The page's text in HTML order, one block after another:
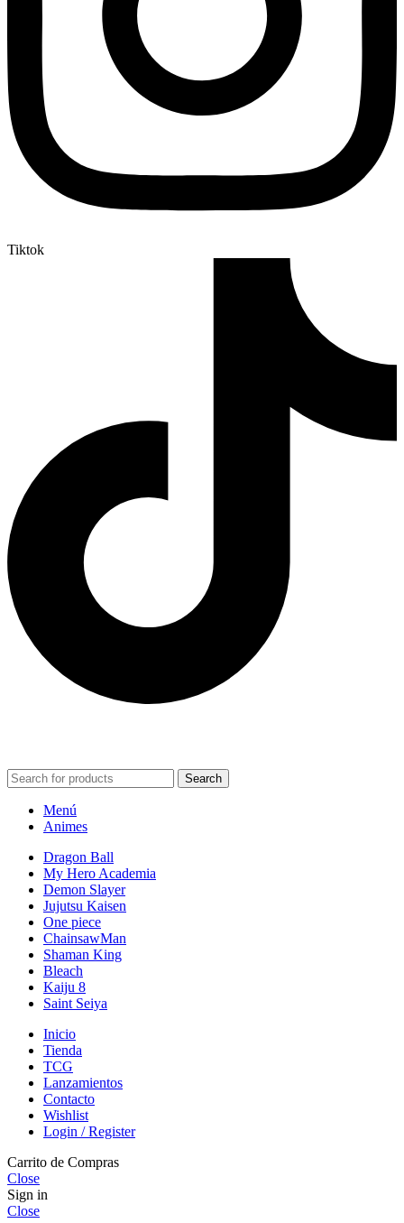
Tiktok
Search
Menú
Animes
Dragon Ball
My Hero Academia
Demon Slayer
Jujutsu Kaisen
One piece
ChainsawMan
Shaman King
Bleach
Kaiju 8
Saint Seiya
Inicio
Tienda
TCG
Lanzamientos
Contacto
Wishlist
Login / Register
Carrito de Compras
Close
Sign in
Close